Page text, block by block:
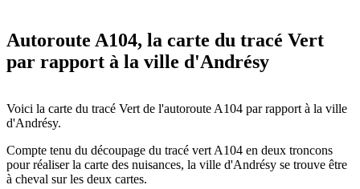
Autoroute A104, la carte du tracé Vert
par rapport à la ville d'Andrésy
Voici la carte du tracé Vert de l'autoroute A104 par rapport à la ville
d'Andrésy.
Compte tenu du découpage du tracé vert A104 en deux troncons
pour réaliser la carte des nuisances, la ville d'Andrésy se trouve être
à cheval sur les deux cartes.